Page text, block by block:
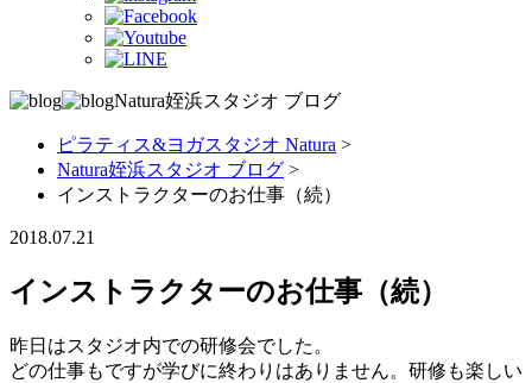
Natura姪浜スタジオ ブログ
ピラティス&ヨガスタジオ Natura >
Natura姪浜スタジオ ブログ >
インストラクターのお仕事（続）
2018.07.21
インストラクターのお仕事（続）
昨日はスタジオ内での研修会でした。
どの仕事もですが学びに終わりはありません。研修も楽しい